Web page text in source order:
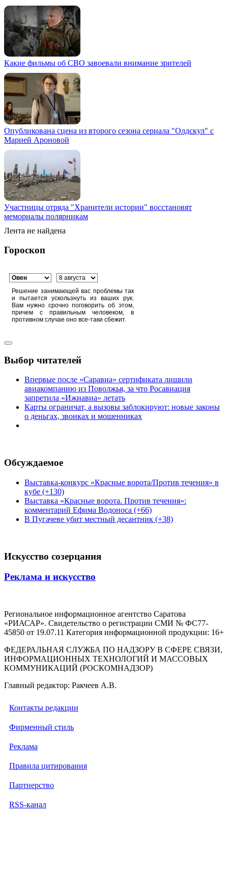
Какие фильмы об СВО завоевали внимание зрителей
Опубликована сцена из второго сезона сериала "Олдскул" с
Марией Ароновой
Участницы отряда "Хранители истории" восстановят
мемориалы полярникам
Лента не найдена
Гороскоп
Решение занимающей вас проблемы так
и пытается ускользнуть из ваших рук.
Вам нужно срочно поговорить об этом,
причем с правильным человеком, в
противном случае оно все-таки сбежит.
Выбор читателей
Впервые после «Саравиа» сертификата лишили
авиакомпанию из Поволжья, за что Росавиация
запретила «Ижиавиа» летать
Карты ограничат, а вызовы заблокируют: новые законы
о деньгах, звонках и мошенниках
Обсуждаемое
Выставка-конкурс «Красные ворота/Против течения» в
кубе (+130)
Выставка «Красные ворота. Против течения»:
комментарий Ефима Водоноса (+66)
В Пугачеве убит местный десантник (+38)
Искусство созерцания
Реклама и искусство
Региональное информационное агентство Саратова
«РИАСАР». Свидетельство о регистрации СМИ № ФС77-
45850 от 19.07.11 Категория информационной продукции: 16+
ФЕДЕРАЛЬНАЯ СЛУЖБА ПО НАДЗОРУ В СФЕРЕ СВЯЗИ,
ИНФОРМАЦИОННЫХ ТЕХНОЛОГИЙ И МАССОВЫХ
КОММУНИКАЦИЙ (РОСКОМНАДЗОР)
Главный редактор: Ракчеев А.В.
Контакты редакции
Фирменный стиль
Реклама
Правила цитирования
Партнерство
RSS-канал